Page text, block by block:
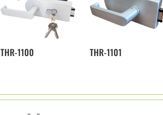
THR-1100 THR-1101